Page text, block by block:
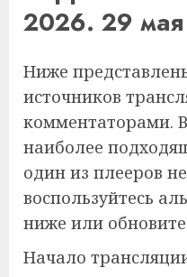
2026. 29
Ниже
источников
комментаторами.
наиболее
один из плееров
воспользуйтесь
ниже или
Начало